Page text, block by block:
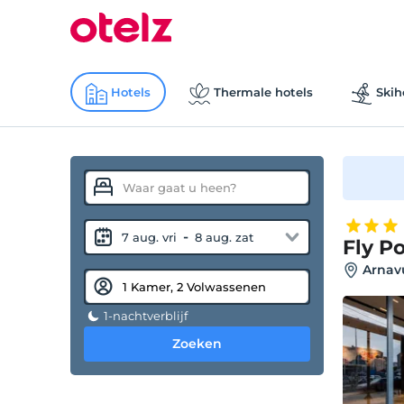
Hotels Thermale hotels
7 aug. vri - 8 aug. zat
1-nachtverblijf
Zoeken
Fly